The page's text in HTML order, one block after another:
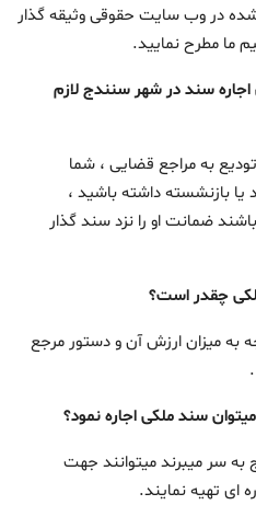
شده در وبسایت حقوقی وثیقه گذار
ما مطرح نمایید.
اجاره سند در شهر سنندج لازم
به مراجع قضایی ، شما
بازنشسته داشته باشید ،
ضمانت او را نزد سند گذار
به میزان ارزش آن و دستور مرجع
به سر میبرند میتوانند جهت
ای تهیه نمایند.